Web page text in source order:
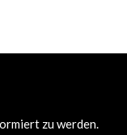
zu werden.